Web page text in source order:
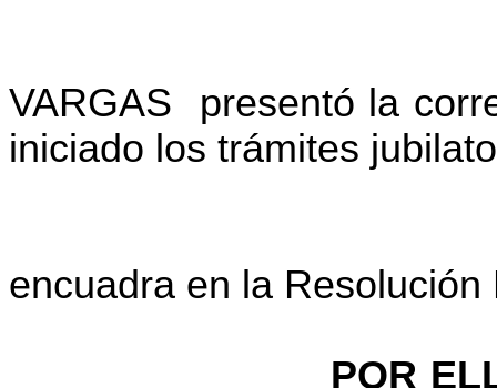
VARGAS
presentó la
iniciado los trámites
encuadra en la Resolución
POR